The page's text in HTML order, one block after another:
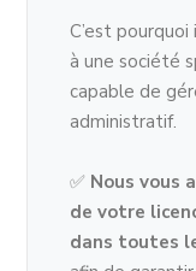
C’est
à une société
capable de
administratif.
✅ Nous vous
de votre
dans toutes